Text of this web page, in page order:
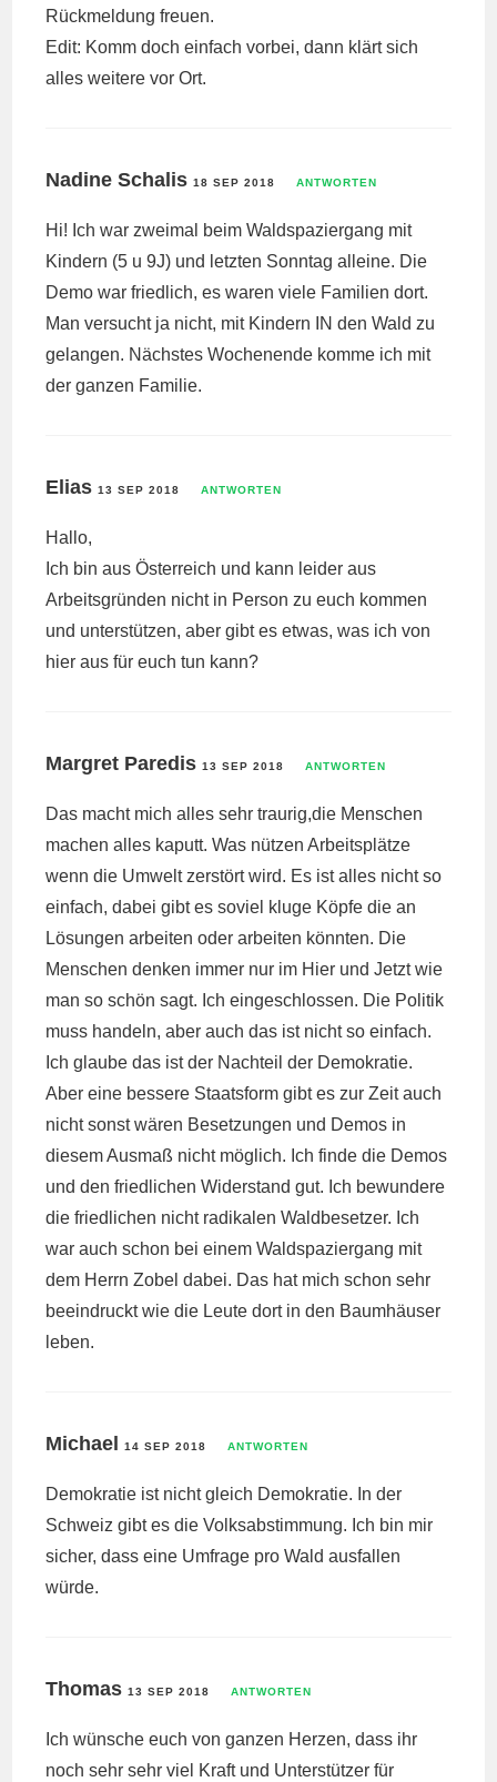
Rückmeldung freuen.
Edit: Komm doch einfach vorbei, dann klärt sich
alles weitere vor Ort.
Nadine Schalis18 SEP 2018 ANTWORTEN
Hi! Ich war zweimal beim Waldspaziergang mit
Kindern (5 u 9J) und letzten Sonntag alleine. Die
Demo war friedlich, es waren viele Familien dort.
Man versucht ja nicht, mit Kindern IN den Wald zu
gelangen. Nächstes Wochenende komme ich mit
der ganzen Familie.
Elias13 SEP 2018 ANTWORTEN
Hallo,
Ich bin aus Österreich und kann leider aus
Arbeitsgründen nicht in Person zu euch kommen
und unterstützen, aber gibt es etwas, was ich von
hier aus für euch tun kann?
Margret Paredis13 SEP 2018 ANTWORTEN
Das macht mich alles sehr traurig,die Menschen
machen alles kaputt. Was nützen Arbeitsplätze
wenn die Umwelt zerstört wird. Es ist alles nicht so
einfach, dabei gibt es soviel kluge Köpfe die an
Lösungen arbeiten oder arbeiten könnten. Die
Menschen denken immer nur im Hier und Jetzt wie
man so schön sagt. Ich eingeschlossen. Die Politik
muss handeln, aber auch das ist nicht so einfach.
Ich glaube das ist der Nachteil der Demokratie.
Aber eine bessere Staatsform gibt es zur Zeit auch
nicht sonst wären Besetzungen und Demos in
diesem Ausmaß nicht möglich. Ich finde die Demos
und den friedlichen Widerstand gut. Ich bewundere
die friedlichen nicht radikalen Waldbesetzer. Ich
war auch schon bei einem Waldspaziergang mit
dem Herrn Zobel dabei. Das hat mich schon sehr
beeindruckt wie die Leute dort in den Baumhäuser
leben.
Michael14 SEP 2018 ANTWORTEN
Demokratie ist nicht gleich Demokratie. In der
Schweiz gibt es die Volksabstimmung. Ich bin mir
sicher, dass eine Umfrage pro Wald ausfallen
würde.
Thomas13 SEP 2018 ANTWORTEN
Ich wünsche euch von ganzen Herzen, dass ihr
noch sehr sehr viel Kraft und Unterstützer für